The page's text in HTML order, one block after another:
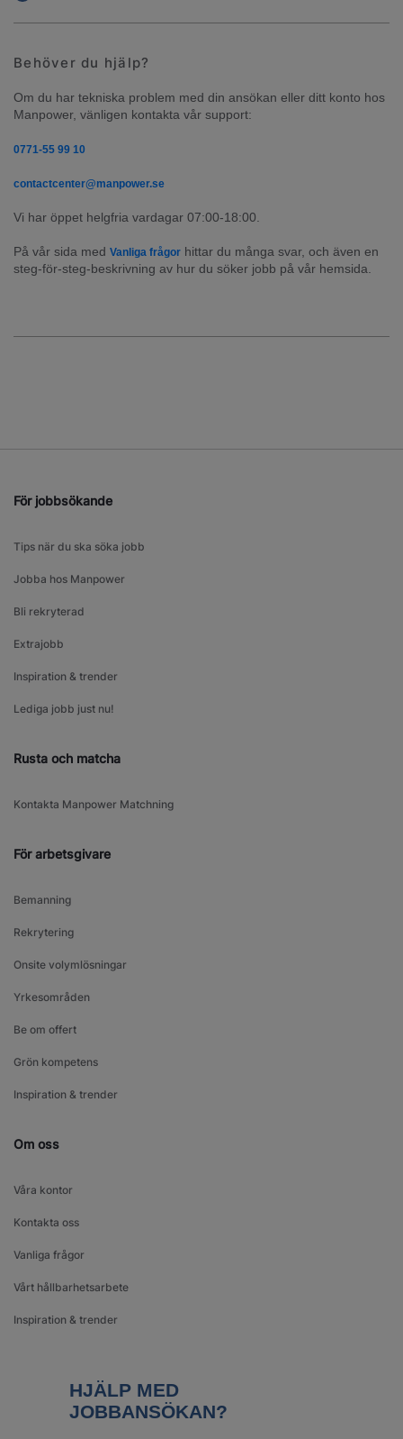
Behöver du hjälp?
Om du har tekniska problem med din ansökan eller ditt konto hos
Manpower, vänligen kontakta vår support:
0771-55 99 10
contactcenter@manpower.se
Vi har öppet helgfria vardagar 07:00-18:00.
På vår sida med Vanliga frågor hittar du många svar, och även en
steg-för-steg-beskrivning av hur du söker jobb på vår hemsida.
För jobbsökande
Tips när du ska söka jobb
Jobba hos Manpower
Bli rekryterad
Extrajobb
Inspiration & trender
Lediga jobb just nu!
Rusta och matcha
Kontakta Manpower Matchning
För arbetsgivare
Bemanning
Rekrytering
Onsite volymlösningar
Yrkesområden
Be om offert
Grön kompetens
Inspiration & trender
Om oss
Våra kontor
Kontakta oss
Vanliga frågor
Vårt hållbarhetsarbete
Inspiration & trender